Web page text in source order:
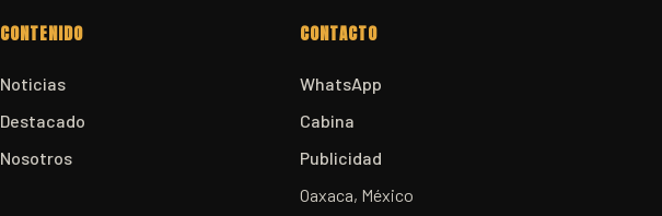
CONTENIDO
Noticias
Destacado
Nosotros
CONTACTO
WhatsApp
Cabina
Publicidad
Oaxaca, México